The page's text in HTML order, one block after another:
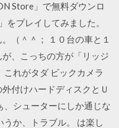
Store」で無料ダウンロ
プレイしてみました。
（＾＾； １０台の車と１
、こっちの方が「リッジ
これがタダ ビックカメラ
付けハードディスクとＵ
、シューターにしか通じな
か、トラブル。 は楽し